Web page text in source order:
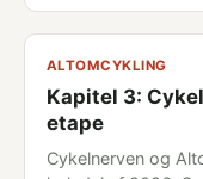
ALTOMCYKLING
Kapitel 3:
etape
Cykelnerven og